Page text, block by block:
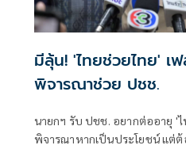
มีลุ้น! 'ไทยช่วยไทย'
พิจารณาช่วย ปชช.
นายกฯ รับ ปชช. อยากต่ออายุ '
พิจารณาหากเป็นประโยชน์ แต่